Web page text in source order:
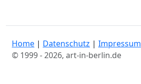
Home | Datenschutz | Impressum
© 1999 - 2026, art-in-berlin.de